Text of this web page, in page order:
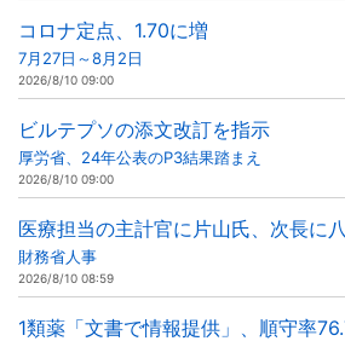
コロナ定点、1.70に増
7月27日～8月2日
2026/8/10 09:00
ビルテプソの添文改訂を指示
厚労省、24年公表のP3結果踏まえ
2026/8/10 09:00
医療担当の主計官に片山氏、次長に
財務省人事
2026/8/10 08:59
1類薬「文書で情報提供」、順守率